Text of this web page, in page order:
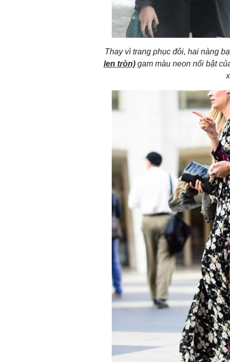
Thay vì trang phục đôi, hai nàng
len tròn)gam màu neon nổi bật